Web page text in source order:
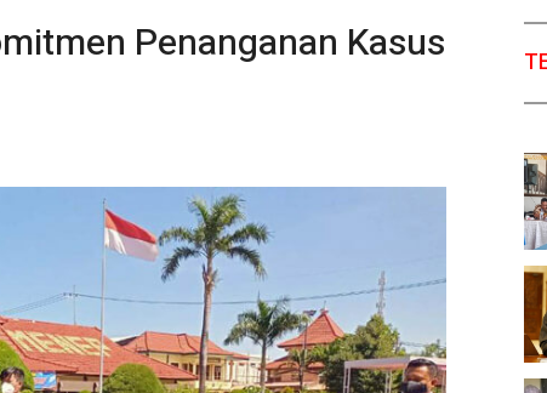
Penanganan Kasus